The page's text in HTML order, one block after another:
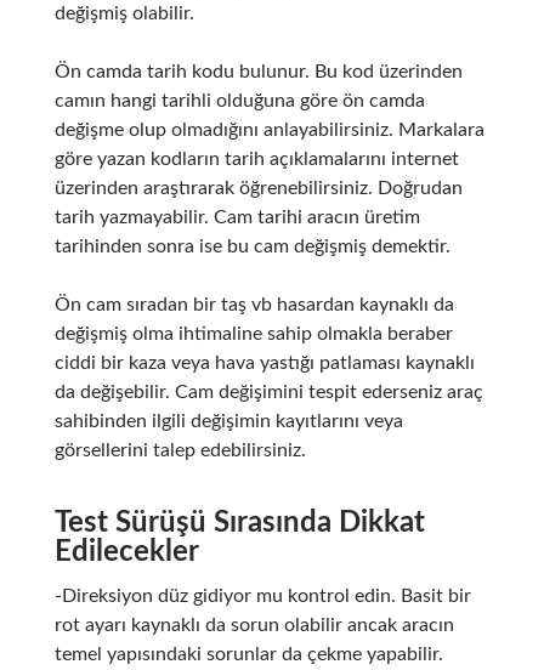
değişmiş olabilir.
Ön camda tarih kodu bulunur. Bu kod üzerinden
camın hangi tarihli olduğuna göre ön camda
değişme olup olmadığını anlayabilirsiniz. Markalara
göre yazan kodların tarih açıklamalarını internet
üzerinden araştırarak öğrenebilirsiniz. Doğrudan
tarih yazmayabilir. Cam tarihi aracın üretim
tarihinden sonra ise bu cam değişmiş demektir.
Ön cam sıradan bir taş vb hasardan kaynaklı da
değişmiş olma ihtimaline sahip olmakla beraber
ciddi bir kaza veya hava yastığı patlaması kaynaklı
da değişebilir. Cam değişimini tespit ederseniz araç
sahibinden ilgili değişimin kayıtlarını veya
görsellerini talep edebilirsiniz.
Test Sürüşü Sırasında Dikkat
Edilecekler
-Direksiyon düz gidiyor mu kontrol edin. Basit bir
rot ayarı kaynaklı da sorun olabilir ancak aracın
temel yapısındaki sorunlar da çekme yapabilir.